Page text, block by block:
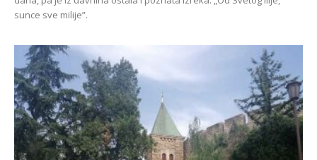
sunce sve milije”.